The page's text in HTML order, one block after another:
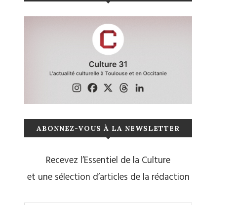
ABONNEZ-VOUS À LA NEWSLETTER
Recevez l’Essentiel de la Culture
et une sélection d’articles de la rédaction